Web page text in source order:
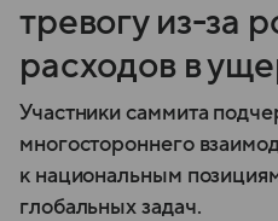
тревогу из-за
расходов в
Участники саммита
многостороннего
к национальным
глобальных задач.